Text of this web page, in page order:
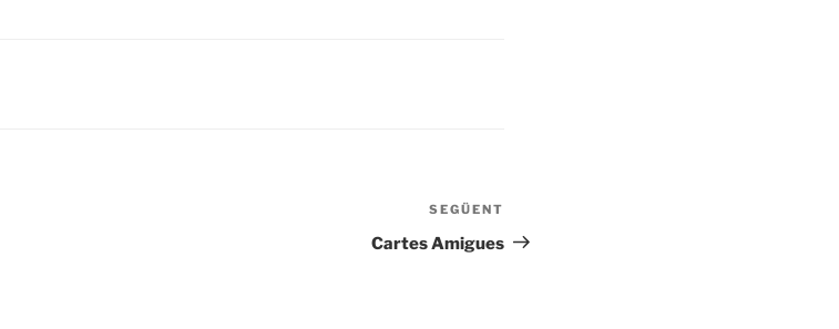
següent
SEGÜENT
Cartes Amigues